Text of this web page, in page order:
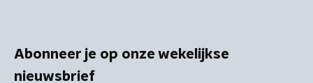
Abonneer je op onze wekelijkse
nieuwsbrief